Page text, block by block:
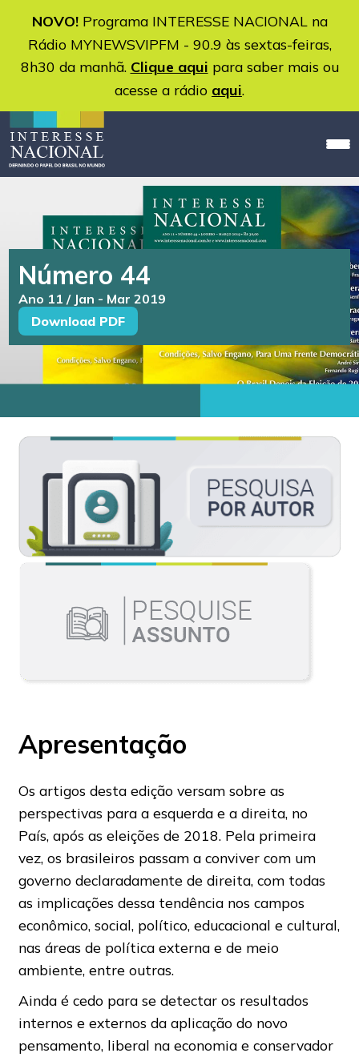
NOVO!Programa INTERESSE NACIONAL na
Rádio MYNEWSVIPFM - 90.9 às sextas-feiras,
8h30 da manhã. Clique aqui para saber mais ou
acesse a rádio aqui.
Número 44
Ano 11 / Jan - Mar 2019
Download PDF
Apresentação
Os artigos desta edição versam sobre as
perspectivas para a esquerda e a direita, no
País, após as eleições de 2018. Pela primeira
vez, os brasileiros passam a conviver com um
governo declaradamente de direita, com todas
as implicações dessa tendência nos campos
econômico, social, político, educacional e cultural,
nas áreas de política externa e de meio
ambiente, entre outras.
Ainda é cedo para se detectar os resultados
internos e externos da aplicação do novo
pensamento, liberal na economia e conservador